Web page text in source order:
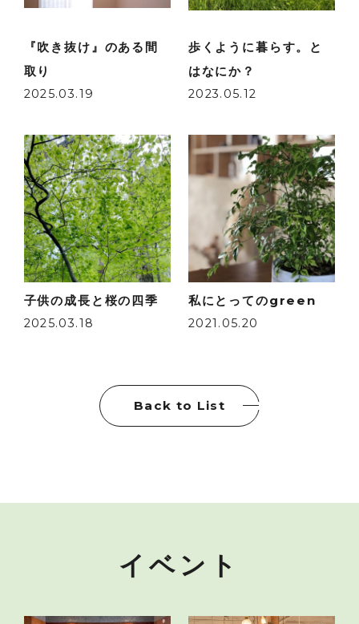
『吹き抜け』のある間
取り
2025.03.19
歩くように暮らす。と
はなにか？
2023.05.12
子供の成長と桜の四季
2025.03.18
私にとってのgreen
2021.05.20
Back to List
イベント